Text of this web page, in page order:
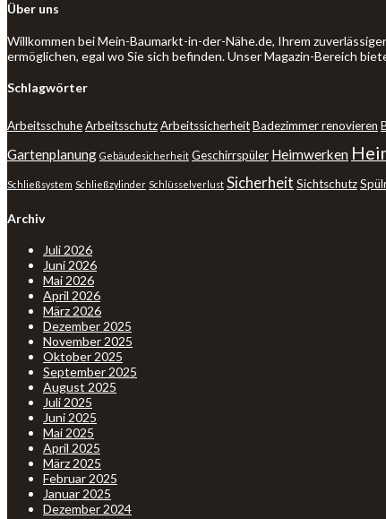
Über uns
Willkommen bei Mein-Baumarkt-in-der-Nähe.de, Ihrem
ermöglichen, egal wo Sie sich befinden. Unser Magazin-Bereich
Schlagwörter
ArbeitsschuheArbeitsschutzArbeitssicherheitBadezimmer renovieren
Gartenplanung Gebäudesicherheit Geschirrspüler Heimwerken
Schließsystem Schließzylinder Schlüsselverlust Sicherheit Sichtschutz
Archiv
Juli 2026
Juni 2026
Mai 2026
April 2026
März 2026
Dezember 2025
November 2025
Oktober 2025
September 2025
August 2025
Juli 2025
Juni 2025
Mai 2025
April 2025
März 2025
Februar 2025
Januar 2025
Dezember 2024